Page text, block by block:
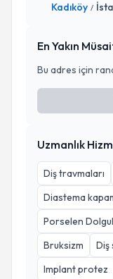
Kadıköy /
En Yakın
Bu adres için
Uzmanlık
Diş travmaları
Diastema
Porselen
Bruksizm
Diş
Implant protez